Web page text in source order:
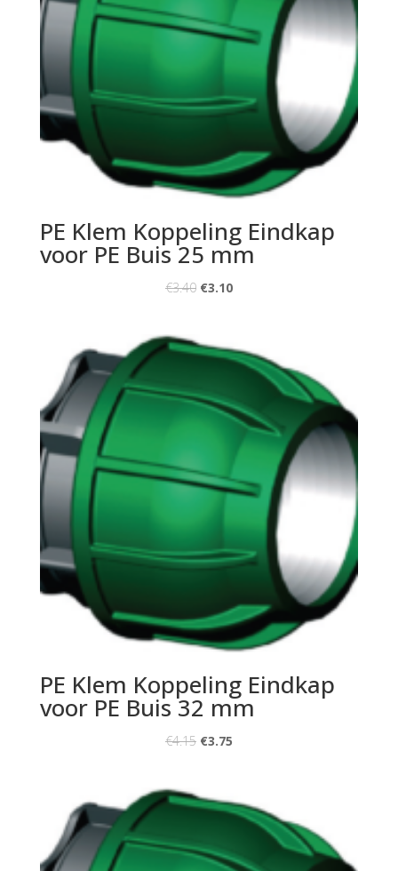
PE Klem Koppeling Eindkap
voor PE Buis 25 mm
€3.40 €3.10
PE Klem Koppeling Eindkap
voor PE Buis 32 mm
€4.15 €3.75